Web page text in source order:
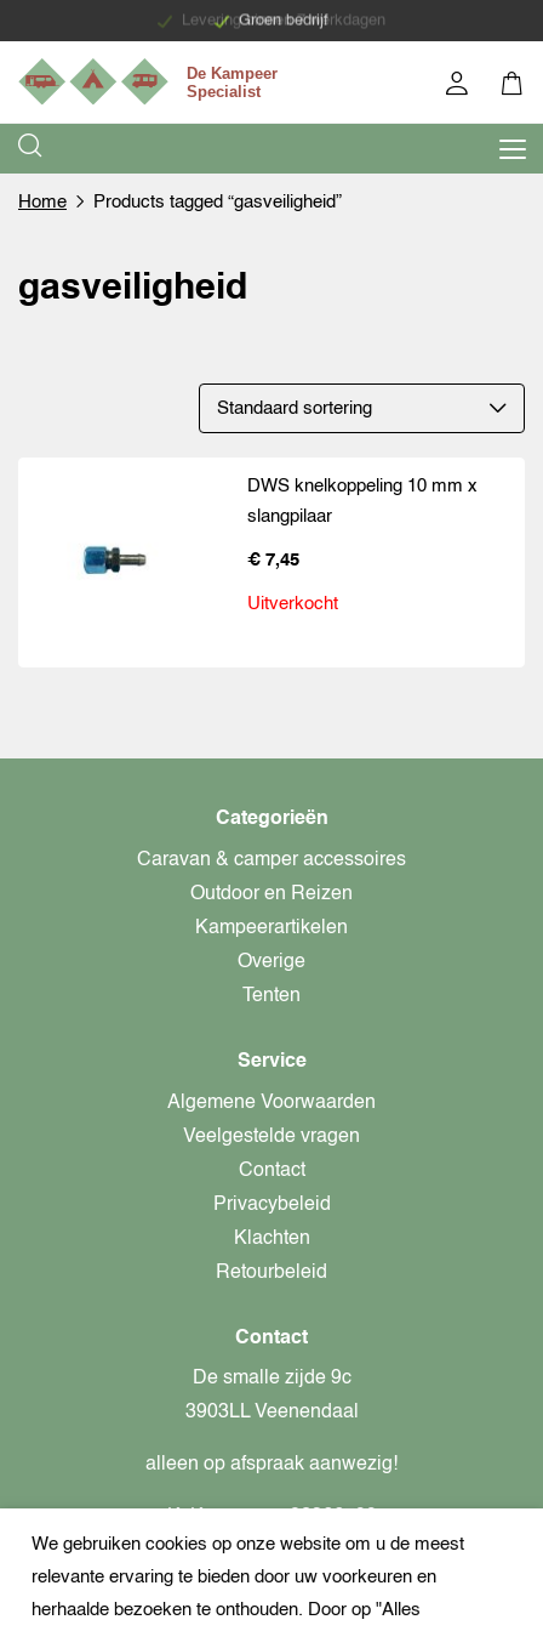
Groen bedrijf
Levering binnen 7 werkdagen
Home Products tagged “gasveiligheid”
gasveiligheid
DWS knelkoppeling 10 mm x
slangpilaar
€ 7,45
Uitverkocht
Categorieën
Caravan & camper accessoires
Outdoor en Reizen
Kampeerartikelen
Overige
Tenten
Service
Algemene Voorwaarden
Veelgestelde vragen
Contact
Privacybeleid
Klachten
Retourbeleid
Contact
De smalle zijde 9c
3903LL Veenendaal
alleen op afspraak aanwezig!
Btw-nummer: nl862437301B01
+31621944547
We gebruiken cookies op onze website om u de meest
relevante ervaring te bieden door uw voorkeuren en
herhaalde bezoeken te onthouden. Door op "Alles